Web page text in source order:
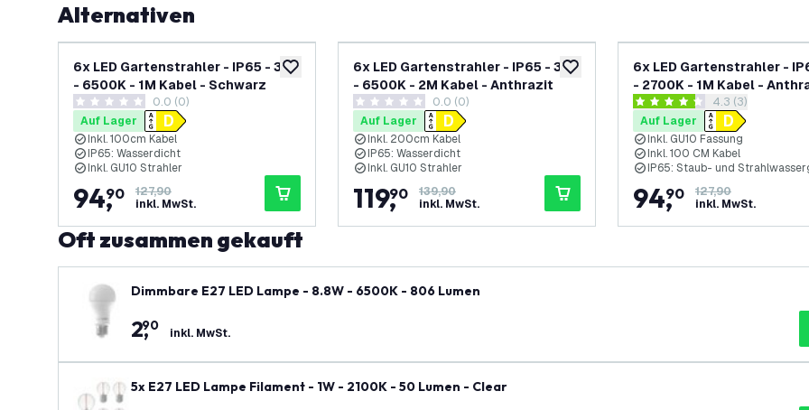
Alternativen
zur Wunschliste hinzufügen
6x LED Gartenstrahler - IP65 - 3W
- 6500K - 1M Kabel - Schwarz
0 Bewertungssterne
0.0 (0)
Auf Lager
Inkl. 100cm Kabel
IP65: Wasserdicht
Inkl. GU10 Strahler
94,
90
127,90
inkl. MwSt.
zur Wunschliste hinzufügen
6x LED Gartenstrahler - IP65 - 3W
- 6500K - 2M Kabel - Anthrazit
0 Bewertungssterne
0.0 (0)
Auf Lager
Inkl. 200cm Kabel
IP65: Wasserdicht
Inkl. GU10 Strahler
119,
90
139,90
inkl. MwSt.
6x LED Gartenstrahler -
- 2700K - 1M Kabel -
4.3 Bewertungssterne
4.3 (3)
Auf Lager
Inkl. GU10 Fassung
Inkl. 100 CM Kabel
IP65: Staub- und
94,
90
127,90
inkl. MwSt.
Oft zusammen gekauft
Dimmbare E27 LED Lampe - 8.8W - 6500K - 806 Lumen
2,
90 inkl. MwSt.
5x E27 LED Lampe Filament - 1W - 2100K - 50 Lumen - Clear